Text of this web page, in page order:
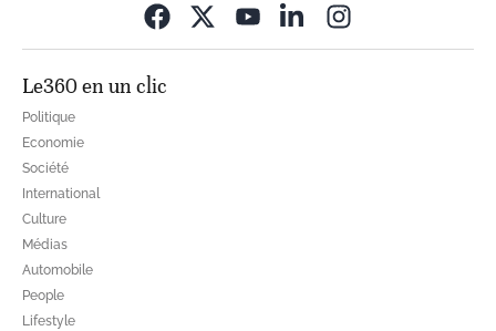
Le360 en un clic
Politique
Economie
Société
International
Culture
Médias
Automobile
People
Lifestyle